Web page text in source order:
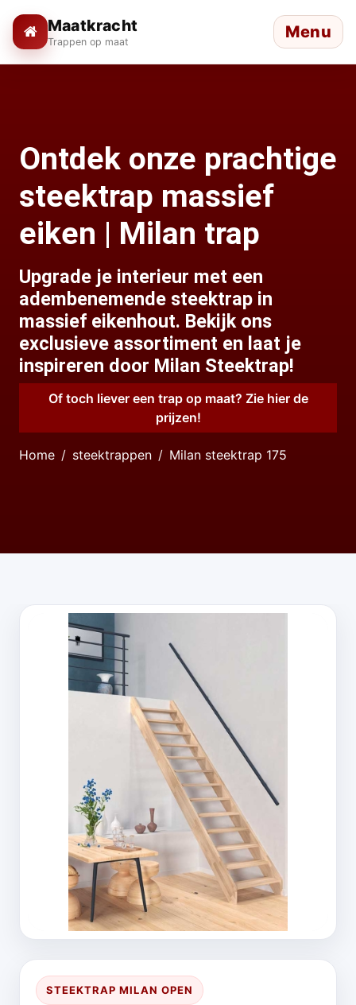
Maatkracht
Trappen op maat Menu
Ontdek onze prachtige
steektrap massief
eiken | Milan trap
Upgrade je interieur met een
adembenemende steektrap in
massief eikenhout. Bekijk ons
exclusieve assortiment en laat je
inspireren door Milan Steektrap!
Of toch liever een trap op maat? Zie hier de
prijzen!
Home steektrappen Milan steektrap 175
STEEKTRAP MILAN OPEN